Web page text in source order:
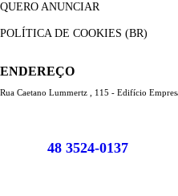
QUERO ANUNCIAR
POLÍTICA DE COOKIES (BR)
ENDEREÇO
Rua Caetano Lummertz , 115 - Edifício
48 3524-0137